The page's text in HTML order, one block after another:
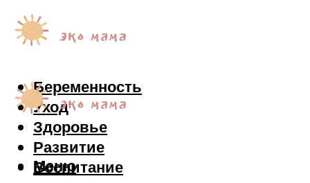
Беременность
Уход
Здоровье
Развитие
Воспитание
Меню